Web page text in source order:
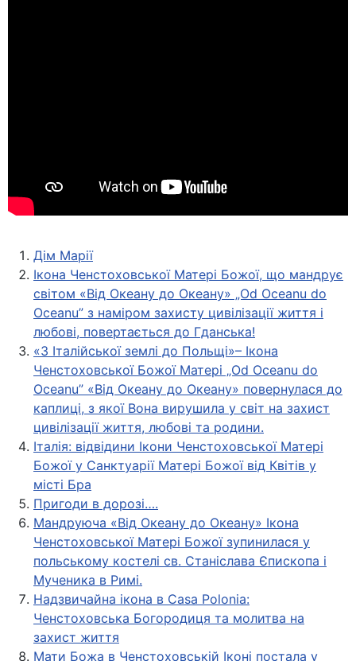
Дім Марії
Ікона Ченстоховської Матері Божої, що мандрує
світом «Від Океану до Океану» „Od Oceanu do
Oceanu” з наміром захисту цивілізації життя і
любові, повертається до Гданська!
«З Італійської землі до Польщі»– Ікона
Ченстоховської Божої Матері „Od Oceanu do
Oceanu” «Від Oкеану до Oкеану» повернулася до
каплиці, з якої Вона вирушила у світ на захист
цивілізації життя, любові та родини.
Італія: відвідини Ікони Ченстоховської Матері
Божої у Санктуарії Матері Божої від Квітів у
місті Бра
Пригоди в дорозі….
Мандруюча «Від Океану до Океану» Ікона
Ченстоховської Матері Божої зупинилася у
польському костелі св. Станіслава Єпископа і
Мученика в Римі.
Надзвичайна ікона в Casa Polonia:
Ченстоховська Богородиця та молитва на
захист життя
Мати Божа в Ченстоховській Іконі постала у